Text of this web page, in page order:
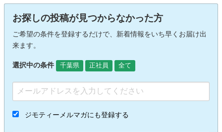
お探しの投稿が見つからなかった方
ご希望の条件を登録するだけで、新着情報をいち早くお届け出
来ます。
選択中の条件 千葉県 正社員 全て
ジモティーメルマガにも登録する